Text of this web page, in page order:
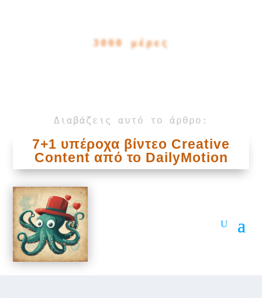
3000 μέρες
Διαβάζεις αυτό το άρθρο:
7+1 υπέροχα βίντεο Creative
Content από το DailyMotion